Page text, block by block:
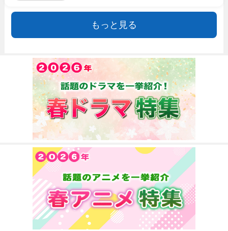
もっと見る